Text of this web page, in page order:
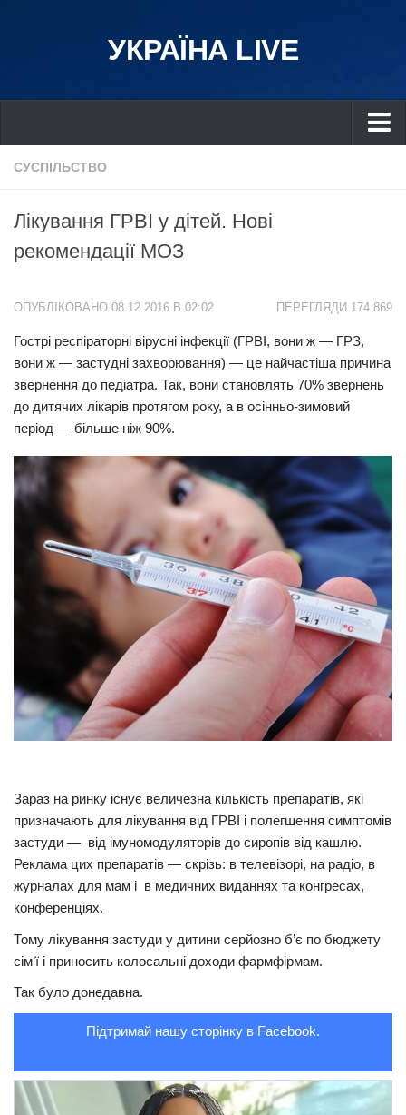
УКРАЇНА LIVE
Україна
Дніпро
Львів
Харків
Донбас
Схід
Прикарпаття
Економіка
Політика
Світ
Цікаво
Наука
Технології
Рецепти
Привітання
Трагедії
Курйози
Суспільство
Культура
Шоу-біз
#Війна
СУСПІЛЬСТВО
Лікування ГРВІ у дітей. Нові
рекомендації МОЗ
ПЕРЕГЛЯДИ 174 869
ОПУБЛІКОВАНО 08.12.2016 В 02:02
Гострі респіраторні вірусні інфекції (ГРВІ, вони ж — ГРЗ,
вони ж — застудні захворювання) — це найчастіша причина
звернення до педіатра. Так, вони становлять 70% звернень
до дитячих лікарів протягом року, а в осінньо-зимовий
період — більше ніж 90%.
Зараз на ринку існує величезна кількість препаратів, які
призначають для лікування від ГРВІ і полегшення симптомів
застуди — від імуномодуляторів до сиропів від кашлю.
Реклама цих препаратів — скрізь: в телевізорі, на радіо, в
журналах для мам і в медичних виданнях та конгресах,
конференціях.
Тому лікування застуди у дитини серйозно б’є по бюджету
сім’ї і приносить колосальні доходи фармфірмам.
Так було донедавна.
Підтримай нашу сторінку в Facebook.